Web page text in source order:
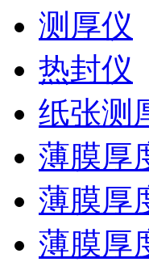
测厚仪
热封仪
纸张测
薄膜厚
薄膜厚
薄膜厚